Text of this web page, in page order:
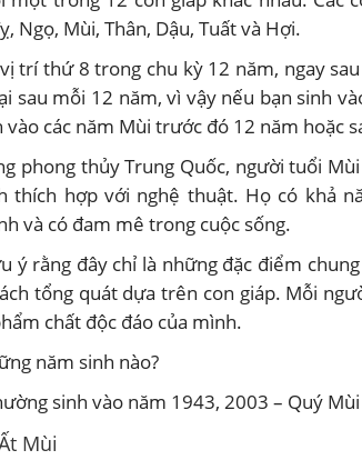
Ngọ, Mùi, Thân, Dậu, Tuất và Hợi.
trí thứ 8 trong chu kỳ 12 năm, ngay
sau mỗi 12 năm, vì vậy nếu bạn sinh
các năm Mùi trước đó 12 năm hoặc
phong thủy Trung Quốc, người tuổi
thích hợp với nghệ thuật. Họ có khả
và có đam mê trong cuộc sống.
ý rằng đây chỉ là những đặc điểm
tổng quát dựa trên con giáp. Mỗi
chất độc đáo của mình.
năm sinh nào?
sinh vào năm 1943, 2003 – Quý Mùi
Mùi